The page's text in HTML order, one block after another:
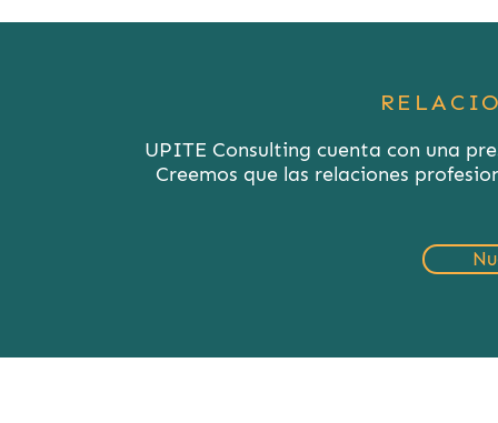
UPITE Consulting cuenta con una
Creemos que las relaciones